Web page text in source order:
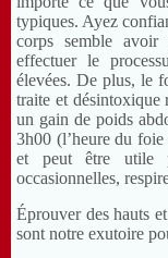
typiques. Ayez
corps semble avoir
effectuer le
élevées. De plus, le
traite et désintoxique
un gain de poids
3h00 (l’heure du
et peut être utile
occasionnelles,
Éprouver des hauts
sont notre exutoire